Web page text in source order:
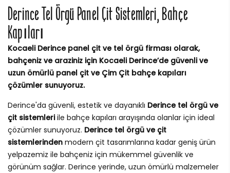
Derince Tel Örgü Panel Çit Sistemleri, Bahçe
Kapıları
Kocaeli Derince panel çit ve tel örgü firması olarak,
bahçeniz ve araziniz için Kocaeli Derince’de güvenli ve
uzun ömürlü panel çit ve Çim Çit bahçe kapıları
çözümler sunuyoruz.
Derince'da güvenli, estetik ve dayanıklı Derince tel örgü ve
çit sistemleriile bahçe kapıları arayışında olanlar için ideal
çözümler sunuyoruz. Derince tel örgü ve çit
sistemlerinden modern çit tasarımlarına kadar geniş ürün
yelpazemiz ile bahçeniz için mükemmel güvenlik ve
görünüm sağlar. Derince yerinde, uzun ömürlü malzemeler